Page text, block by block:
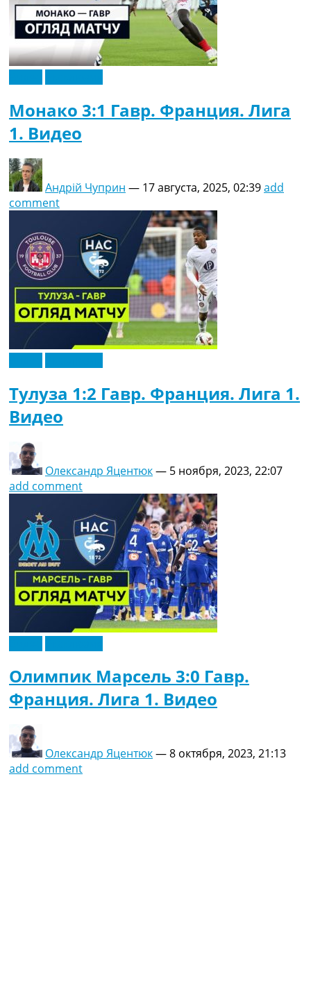
Монако 3:1 Гавр. Франция. Лига
1. Видео
Андрій Чуприн — 17 августа, 2025, 02:39add
comment
Тулуза 1:2 Гавр. Франция. Лига 1.
Видео
Олександр Яцентюк— 5 ноября, 2023, 22:07
add comment
Олимпик Марсель 3:0 Гавр.
Франция. Лига 1. Видео
Олександр Яцентюк—8 октября, 2023, 21:13
add comment